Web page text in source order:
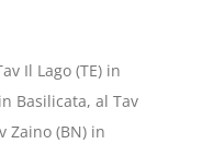
Il Lago (TE) in
Basilicata, al Tav
Zaino (BN) in